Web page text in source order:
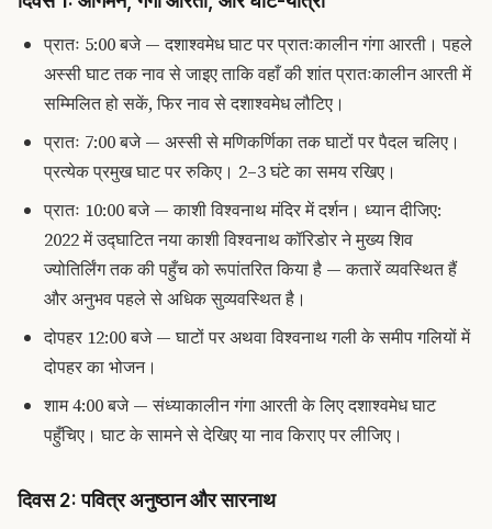
प्रातः 5:00 बजे — दशाश्वमेध घाट पर प्रातःकालीन गंगा आरती। पहले
अस्सी घाट तक नाव से जाइए ताकि वहाँ की शांत प्रातःकालीन आरती में
सम्मिलित हो सकें, फिर नाव से दशाश्वमेध लौटिए।
प्रातः 7:00 बजे — अस्सी से मणिकर्णिका तक घाटों पर पैदल चलिए।
प्रत्येक प्रमुख घाट पर रुकिए। 2–3 घंटे का समय रखिए।
प्रातः 10:00 बजे — काशी विश्वनाथ मंदिर में दर्शन। ध्यान दीजिए:
2022 में उद्घाटित नया काशी विश्वनाथ कॉरिडोर ने मुख्य शिव
ज्योतिर्लिंग तक की पहुँच को रूपांतरित किया है — कतारें व्यवस्थित हैं
और अनुभव पहले से अधिक सुव्यवस्थित है।
दोपहर 12:00 बजे — घाटों पर अथवा विश्वनाथ गली के समीप गलियों में
दोपहर का भोजन।
शाम 4:00 बजे — संध्याकालीन गंगा आरती के लिए दशाश्वमेध घाट
पहुँचिए। घाट के सामने से देखिए या नाव किराए पर लीजिए।
दिवस 2: पवित्र अनुष्ठान और सारनाथ